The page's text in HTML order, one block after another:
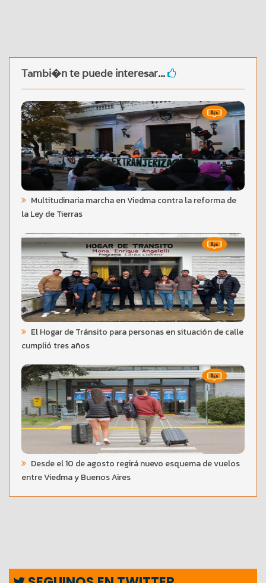
Tambi�n te puede interesar...
Multitudinaria marcha en Viedma contra la reforma de
la Ley de Tierras
El Hogar de Tránsito para personas en situación de calle
cumplió tres años
Desde el 10 de agosto regirá nuevo esquema de vuelos
entre Viedma y Buenos Aires